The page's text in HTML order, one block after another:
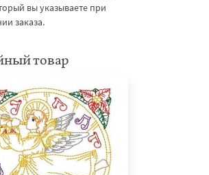
вы указываете при
заказа.
товар